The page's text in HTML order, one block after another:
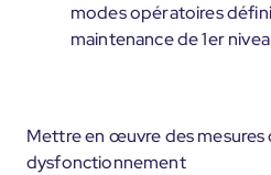
modes opératoires
maintenance de 1er
Mettre en œuvre des mesures
dysfonctionnement